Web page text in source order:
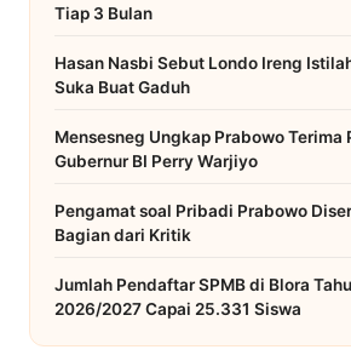
Tiap 3 Bulan
Hasan Nasbi Sebut Londo Ireng
Suka Buat Gaduh
Mensesneg Ungkap Prabowo Terima
Gubernur BI Perry Warjiyo
Pengamat soal Pribadi Prabowo
Bagian dari Kritik
Jumlah Pendaftar SPMB di Blora
2026/2027 Capai 25.331 Siswa